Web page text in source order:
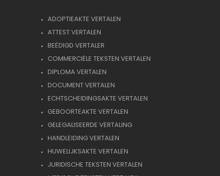
ADOPTIEAKTE VERTALEN
ATTEST VERTALEN
BEËDIGD VERTALER
COMMERCIËLE TEKSTEN VERTALEN
DIPLOMA VERTALEN
DOCUMENT VERTALEN
ECHTSCHEIDINGSAKTE VERTALEN
GEBOORTEAKTE VERTALEN
GELEGALISEERDE VERTALING
HANDLEIDING VERTALEN
HUWELIJKSAKTE VERTALEN
JURIDISCHE TEKSTEN VERTALEN